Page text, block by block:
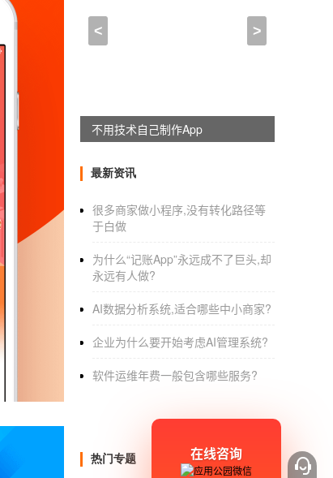
2021-12-06 03:45:00
目前，很多企业人在申请开发，的时候都会
开发需要什么技术人员？
一个完整的团队需要以下成员：项目经理、
UI设计包括风格草图和内页设计。根据产品
作风格稿。确定草稿风格后，设计内页，包
开发需要什么技术人员？项目经理是服务器
< >
不用技术自己制作App
最新资讯
很多商家做小程序,没有转化路径等
于白做
为什么“记账App”永远成不了巨头,却
永远有人做?
AI数据分析系统,适合哪些中小商家?
企业为什么要开始考虑AI管理系统?
软件运维年费一般包含哪些服务?
热门专题 在线咨询